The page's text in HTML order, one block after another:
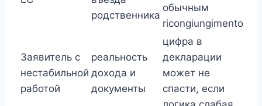
родственника
обычным
ricongiungimento
Заявитель с
нестабильной
работой
реальность
дохода и
документы
цифра в
декларации
может не
спасти, если